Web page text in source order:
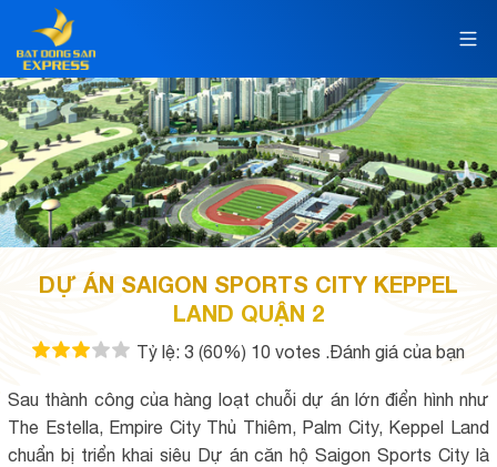
DỰ ÁN SAIGON SPORTS CITY KEPPEL
LAND QUẬN 2
Tỷ lệ: 3 (60%) 10 votes .Đánh giá của bạn
Sau thành công của hàng loạt chuỗi dự án lớn điển hình như
The Estella, Empire City Thủ Thiêm, Palm City, Keppel Land
chuẩn bị triển khai siêu Dự án căn hộ Saigon Sports City là